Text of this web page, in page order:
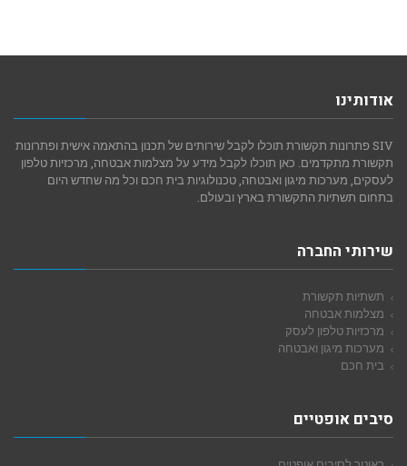
אודותינו
SIV פתרונות תקשורת תוכלו לקבל שירותים של תכנון בהתאמה אישית ופתרונות
תקשורת מתקדמים. כאן תוכלו לקבל מידע על מצלמות אבטחה, מרכזיות טלפון
לעסקים, מערכות מיגון ואבטחה, טכנולוגיות בית חכם וכל מה שחדש היום
בתחום תשתיות התקשורת בארץ ובעולם.
שירותי החברה
תשתיות תקשורת
מצלמות אבטחה
מרכזיות טלפון לעסק
מערכות מיגון ואבטחה
בית חכם
סיבים אופטיים